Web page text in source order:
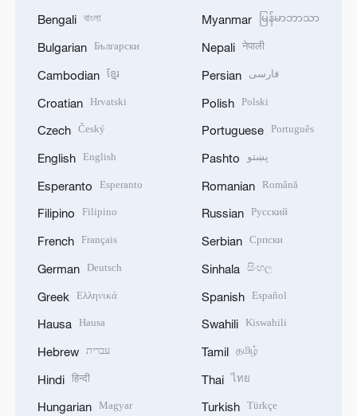
Bengali বাংলা
Bulgarian Български
Cambodian ខ្មែរ
Croatian Hrvatski
Czech Český
English English
Esperanto Esperanto
Filipino Filipino
French Français
German Deutsch
Greek Ελληνικά
Hausa Hausa
Hebrew עברית
Hindi हिन्दी
Hungarian Magyar
Myanmar မြန်မာဘာသာ
Nepali नेपाली
Persian فارسی
Polish Polski
Portuguese Português
Pashto پښتو
Romanian Română
Russian Русский
Serbian Српски
Sinhala සිංහල
Spanish Español
Swahili Kiswahili
Tamil தமிழ்
Thai ไทย
Turkish Türkçe